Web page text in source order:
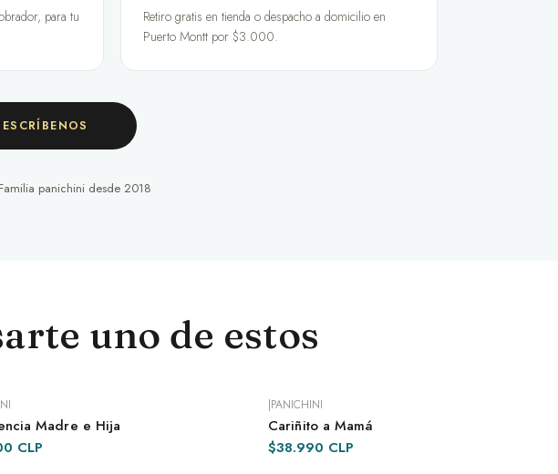
para tu
Retiro gratis en tienda o despacho a domicilio en
Puerto Montt por $3.000.
Familia panichini desde 2018
uno de estos
INMEDIATA
Madre e Hija
CLP
ENTREGA INMEDIATA
|PANICHINI
Cariñito a Mamá
$38.990 CLP